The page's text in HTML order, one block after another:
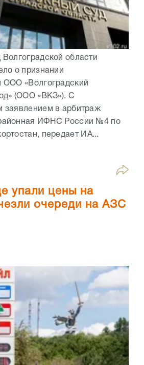
области
о признании
ООО «Волгоградский
(ООО «ВКЗ»). С
заявлением в арбитраж
ИФНС России №4 по
передает ИА...
упали цены на
очереди на АЗС